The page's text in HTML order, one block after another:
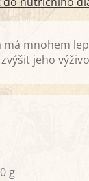
má mnohem
jeho
g